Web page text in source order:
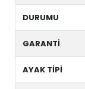
DURUMU
GARANTİ
AYAK TİPİ